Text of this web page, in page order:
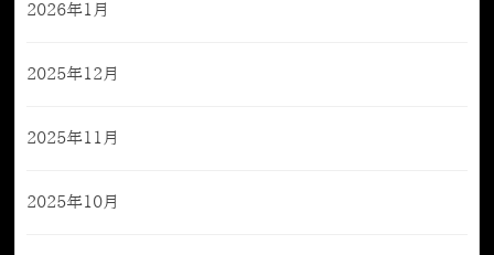
2026年1月
2025年12月
2025年11月
2025年10月